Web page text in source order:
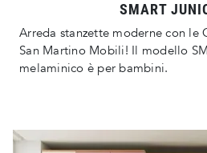
SMART
Arreda stanzette moderne con le
San Martino Mobili! Il modello
melaminico è per bambini.